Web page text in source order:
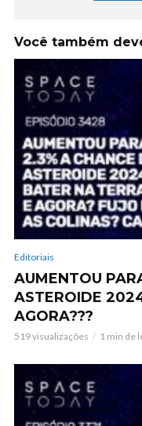
Você também
Editoriais
AUMENTOU
ASTEROIDE
AGORA???
519 visualizações 1 min de